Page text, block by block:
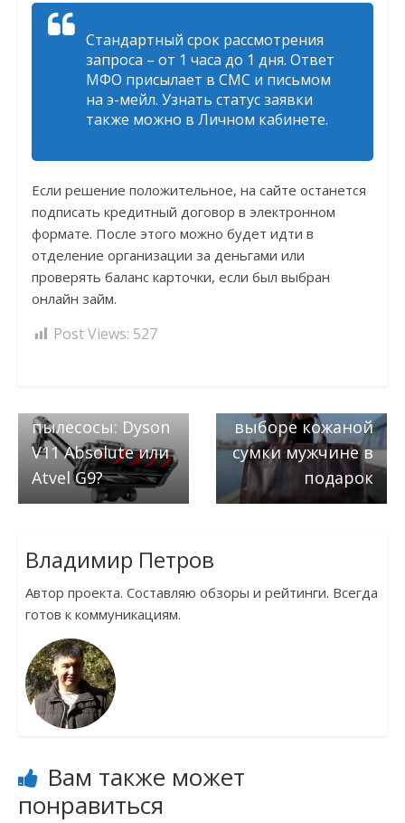
Стандартный срок рассмотрения
запроса – от 1 часа до 1 дня. Ответ
МФО присылает в СМС и письмом
на э-мейл. Узнать статус заявки
также можно в Личном кабинете.
Если решение положительное, на сайте останется
подписать кредитный договор в электронном
формате. После этого можно будет идти в
отделение организации за деньгами или
проверять баланс карточки, если был выбран
онлайн займ.
Post Views: 527
пылесосы: Dyson
V11 Absolute или
Atvel G9?
выборе кожаной
сумки мужчине в
подарок
Владимир Петров
Автор проекта. Составляю обзоры и рейтинги. Всегда
готов к коммуникациям.
Вам также может
понравиться